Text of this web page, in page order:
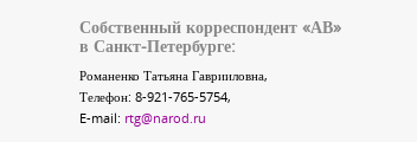
Собственный корреспондент «АВ»
в Санкт-Петербурге:
Романенко Татьяна Гаврииловна,
Телефон: 8-921-765-5754,
E-mail: rtg@narod.ru